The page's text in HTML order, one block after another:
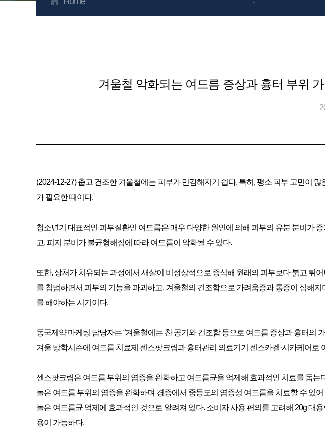
겨울철 악화되는 여드름 증상과 흉터 부위
(2024-12-27) 춥고 건조한 겨울철에는 피부가 민감해지기 쉽다. 특히, 평소 피부 고민이
가 필요한 때이다.
청소년기 대표적인 피부질환인 여드름은 매우 다양한 원인에 의해 피부의 유분 분비가
고, 피지 분비가 불균형해짐에 따라 여드름이 악화될 수 있다.
또한, 상처가 치유되는 과정에서 새살이 비정상적으로 증식해 원래의 피부보다 붉고 튀
를 침범하면서 피부의 기능을 파괴하고, 겨울철의 건조함으로 가려움증과 통증이 심해
를 해야하는 시기이다.
동국제약 마케팅 담당자는 “겨울철에는 찬 공기와 건조함 등으로 여드름 증상과 흉터의
겨울 방학시즌에 여드름 치료제 센스팟크림과 흉터관리 의료기기 센스카겔·시카케어
센스팟크림은 여드름 부위의 염증을 완화하고 여드름균을 억제해 효과적인 치료를 돕
놀은 여드름 부위의 염증을 완화하며 경증에서 중등도의 염증성 여드름을 치료할 수 있
놀은 여드름균 억제에 효과적인 것으로 알려져 있다. 소비자 사용 편의를 고려해 20g 대
용이 가능하다.